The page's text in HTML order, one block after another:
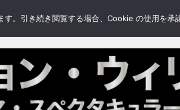
。引き続き閲覧する場合、Cookie の使用を承